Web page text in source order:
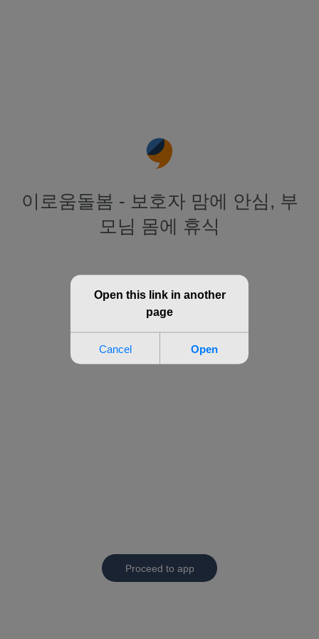
이로움돌봄 - 보호자 맘에 안심, 부
모님 몸에 휴식
Proceed to app